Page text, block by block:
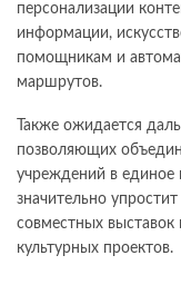
персонализации
информации,
помощникам и
маршрутов.
Также ожидается
позволяющих
учреждений в единое
значительно
совместных
культурных проектов.